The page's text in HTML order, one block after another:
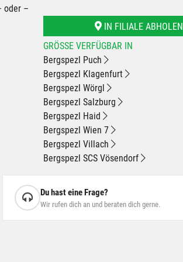
oder –
IN FILIALE ABHOLEN
GRÖSSE VERFÜGBAR IN
Bergspezl Puch
Bergspezl Klagenfurt
Bergspezl Wörgl
Bergspezl Salzburg
Bergspezl Haid
Bergspezl Wien 7
Bergspezl Villach
Bergspezl SCS Vösendorf
Du hast eine Frage?
Wir rufen dich an und beraten dich gerne.